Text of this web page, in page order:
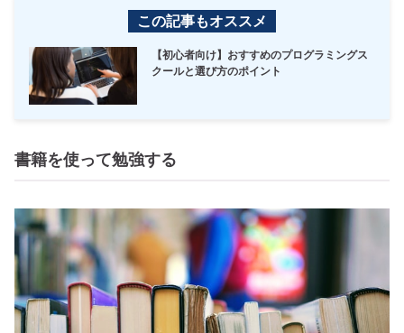
この記事もオススメ
【初心者向け】おすすめのプログラミングス
クールと選び方のポイント
書籍を使って勉強する